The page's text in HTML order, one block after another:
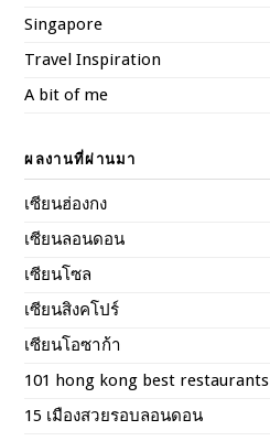
Singapore
Travel Inspiration
A bit of me
ผลงานที่ผ่านมา
เซียนฮ่องกง
เซียนลอนดอน
เซียนโซล
เซียนสิงคโปร์
เซียนโอซาก้า
101 hong kong best restaurants
15 เมืองสวยรอบลอนดอน